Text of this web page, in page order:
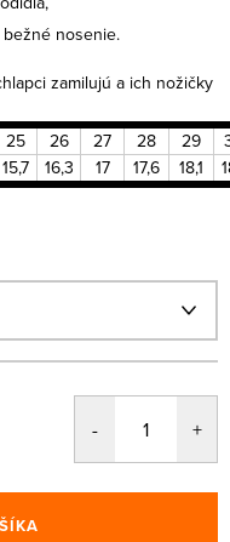
nosenie.
zamilujú a ich nožičky
25 26 27 28 29
15,7 16,3 17 17,6 18,1